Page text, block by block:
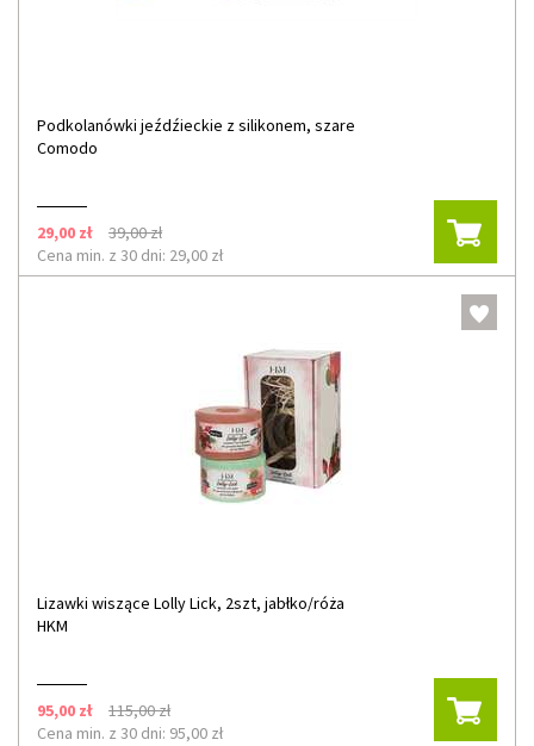
Podkolanówki jeźdźieckie z silikonem, szare
Comodo
29,00 zł
39,00 zł
Cena min. z 30 dni: 29,00 zł
Lizawki wiszące Lolly Lick, 2szt, jabłko/róża
HKM
95,00 zł
115,00 zł
Cena min. z 30 dni: 95,00 zł